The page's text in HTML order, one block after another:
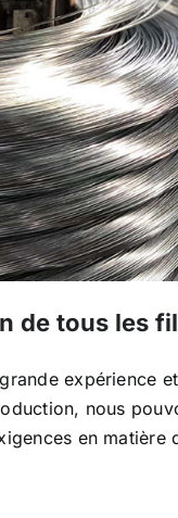
de tous les
expérience
nous
en matière